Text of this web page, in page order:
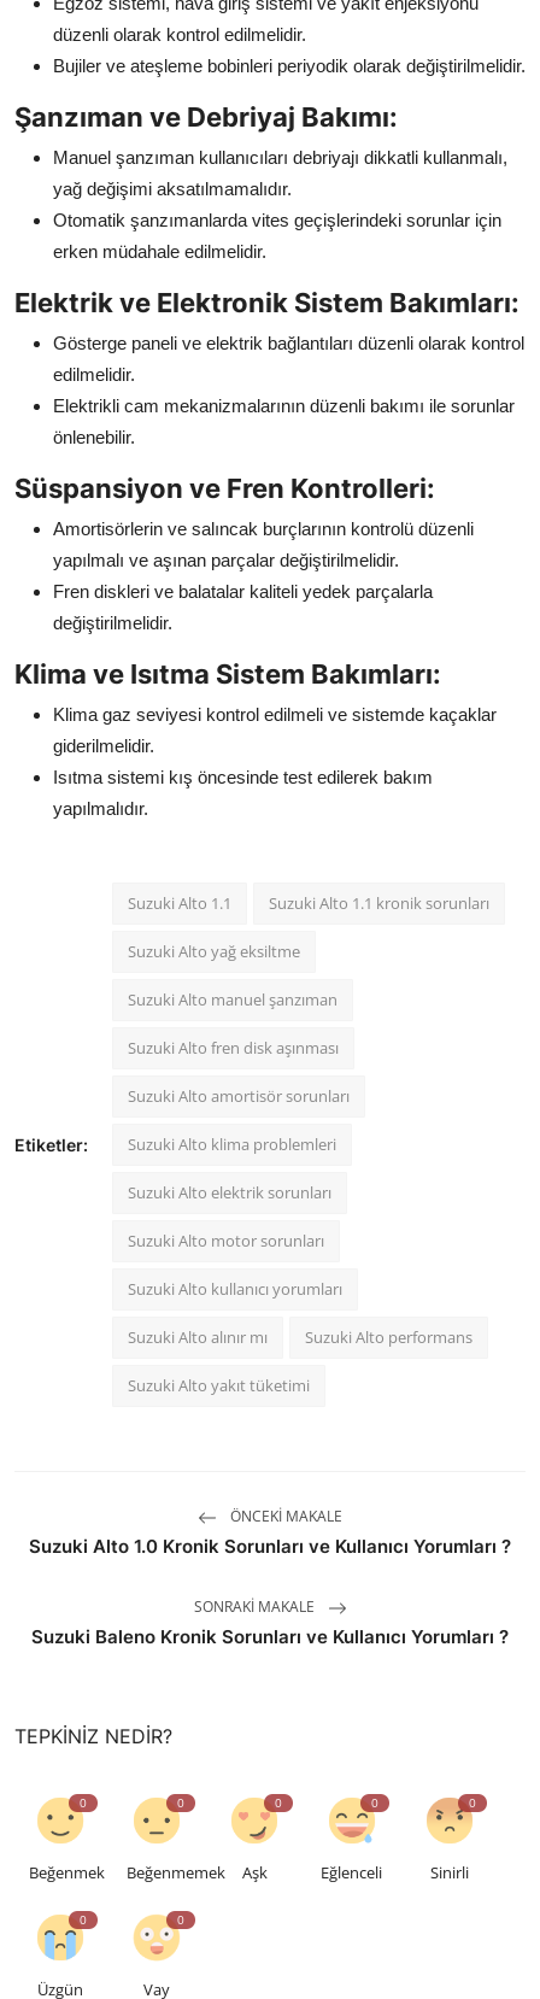
düzenli olarak kontrol edilmelidir.
Bujiler ve ateşleme bobinleri periyodik olarak değiştirilmelidir.
Şanzıman ve Debriyaj Bakımı:
Manuel şanzıman kullanıcıları debriyajı dikkatli kullanmalı,
yağ değişimi aksatılmamalıdır.
Otomatik şanzımanlarda vites geçişlerindeki sorunlar için
erken müdahale edilmelidir.
Elektrik ve Elektronik Sistem Bakımları:
Gösterge paneli ve elektrik bağlantıları düzenli olarak kontrol
edilmelidir.
Elektrikli cam mekanizmalarının düzenli bakımı ile sorunlar
önlenebilir.
Süspansiyon ve Fren Kontrolleri:
Amortisörlerin ve salıncak burçlarının kontrolü düzenli
yapılmalı ve aşınan parçalar değiştirilmelidir.
Fren diskleri ve balatalar kaliteli yedek parçalarla
değiştirilmelidir.
Klima ve Isıtma Sistem Bakımları:
Klima gaz seviyesi kontrol edilmeli ve sistemde kaçaklar
giderilmelidir.
Isıtma sistemi kış öncesinde test edilerek bakım
yapılmalıdır.
Etiketler:
Suzuki Alto 1.1 Suzuki Alto 1.1 kronik sorunları
Suzuki Alto yağ eksiltme
Suzuki Alto manuel şanzıman
Suzuki Alto fren disk aşınması
Suzuki Alto amortisör sorunları
Suzuki Alto klima problemleri
Suzuki Alto elektrik sorunları
Suzuki Alto motor sorunları
Suzuki Alto kullanıcı yorumları
Suzuki Alto alınır mı Suzuki Alto performans
Suzuki Alto yakıt tüketimi
ÖNCEKI MAKALE
Suzuki Alto 1.0 Kronik Sorunları ve Kullanıcı Yorumları ?
SONRAKI MAKALE
Suzuki Baleno Kronik Sorunları ve Kullanıcı Yorumları ?
TEPKINIZ NEDIR?
0
Beğenmek
0
Beğenmemek
0
Aşk
0
Eğlenceli
0
Sinirli
0
Üzgün
0
Vay